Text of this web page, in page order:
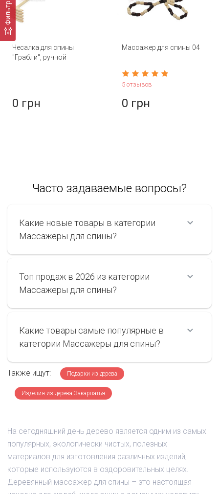
Фильтр
Чесалка для спины
"Грабли", ручной
0 грн
Массажер для спины 04
5 отзывов
0 грн
Часто задаваемые вопросы?
Какие новые товары в категории
Массажеры для спины?
Топ продаж в 2026 из категории
Массажеры для спины?
Какие товары самые популярные в
категории Массажеры для спины?
Также ищут: Подарки из дерева
Изделия из дерева Закарпатья
На сегодняшний день дерево является одним из самых
популярных, экологически чистых, полезных
материалов для изготовления различных изделий,
которые используются в оздоровительных целях.
Деревянный массажер для спины – это настоящая